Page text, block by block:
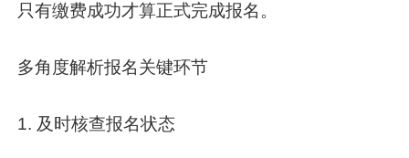
只有缴费成功才算正式完成报名。
多角度解析报名关键环节
1. 及时核查报名状态